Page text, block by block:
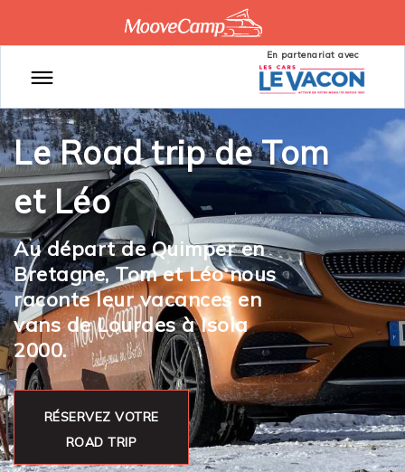
En partenariat avec
Le Road trip de Tom
et Léo
Au départ de Quimper en
Bretagne, Tom et Léo nous
raconte leur vacances en
vans de Lourdes à Isola
2000.
RÉSERVEZ VOTRE
ROAD TRIP